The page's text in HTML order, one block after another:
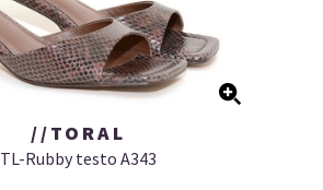
//TORAL
TL-Rubby testo A343